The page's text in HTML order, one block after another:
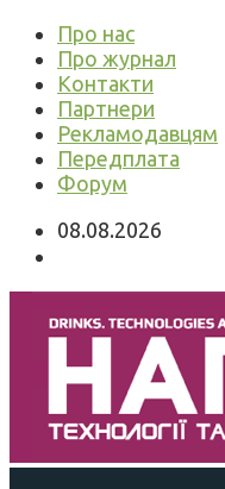
Про нас
Про журнал
Контакти
Партнери
Рекламодавцям
Передплата
Форум
08.08.2026